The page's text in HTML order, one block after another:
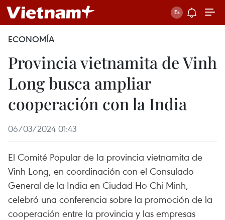
ECONOMÍA
Provincia vietnamita de Vinh
Long busca ampliar
cooperación con la India
06/03/2024 01:43
El Comité Popular de la provincia vietnamita de
Vinh Long, en coordinación con el Consulado
General de la India en Ciudad Ho Chi Minh,
celebró una conferencia sobre la promoción de la
cooperación entre la provincia y las empresas